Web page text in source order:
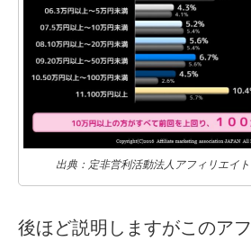
出典：定非営利活動法人アフィリエイ
後ほど説明しますがこのア